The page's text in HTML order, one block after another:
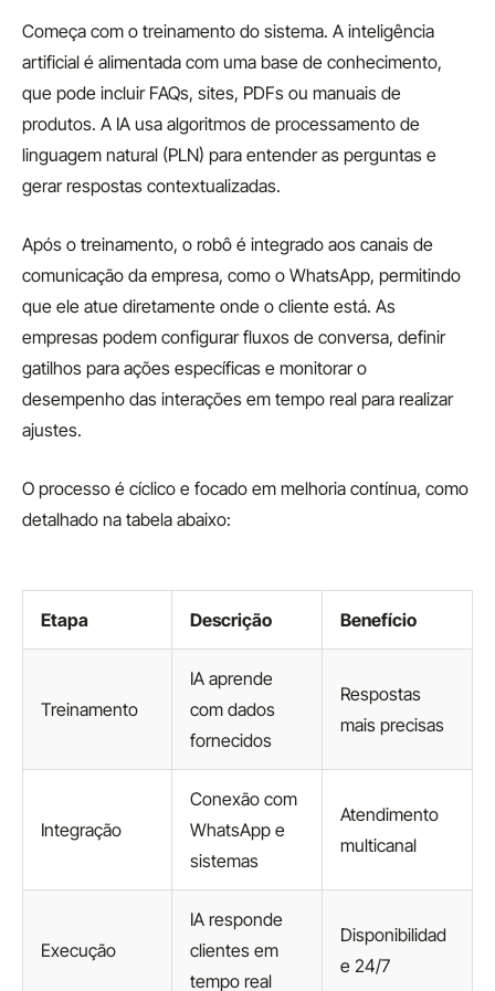
Começa com o treinamento do sistema. A inteligência
artificial é alimentada com uma base de conhecimento,
que pode incluir FAQs, sites, PDFs ou manuais de
produtos. A IA usa algoritmos de processamento de
linguagem natural (PLN) para entender as perguntas e
gerar respostas contextualizadas.
Após o treinamento, o robô é integrado aos canais de
comunicação da empresa, como o WhatsApp, permitindo
que ele atue diretamente onde o cliente está. As
empresas podem configurar fluxos de conversa, definir
gatilhos para ações específicas e monitorar o
desempenho das interações em tempo real para realizar
ajustes.
O processo é cíclico e focado em melhoria contínua, como
detalhado na tabela abaixo:
Etapa Descrição Benefício
Treinamento
IA aprende
com dados
fornecidos
Respostas
mais precisas
Integração
Conexão com
WhatsApp e
sistemas
Atendimento
multicanal
Execução
IA responde
clientes em
tempo real
Disponibilidad
e 24/7